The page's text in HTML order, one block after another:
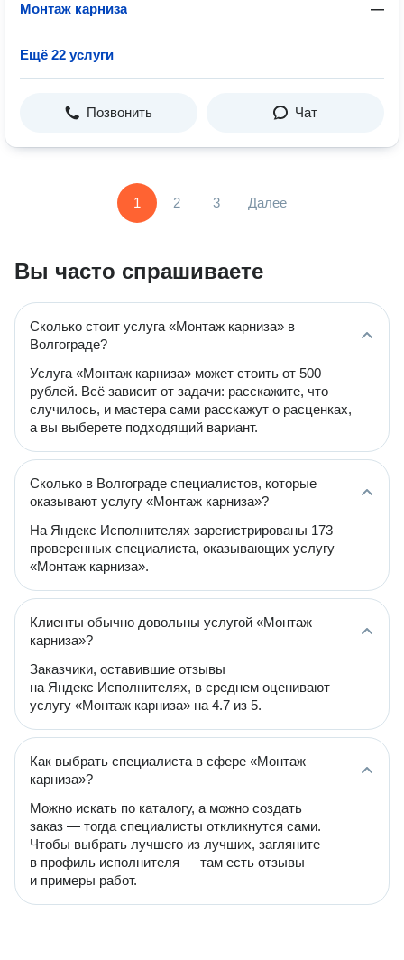
Монтаж карниза —
Ещё 22 услуги
Позвонить Чат
1 2 3 Далее
Вы часто спрашиваете
Сколько стоит услуга «Монтаж карниза» в
Волгограде?
Услуга «Монтаж карниза» может стоить от 500
рублей. Всё зависит от задачи: расскажите, что
случилось, и мастера сами расскажут о расценках,
а вы выберете подходящий вариант.
Сколько в Волгограде специалистов, которые
оказывают услугу «Монтаж карниза»?
На Яндекс Исполнителях зарегистрированы 173
проверенных специалиста, оказывающих услугу
«Монтаж карниза».
Клиенты обычно довольны услугой «Монтаж
карниза»?
Заказчики, оставившие отзывы
на Яндекс Исполнителях, в среднем оценивают
услугу «Монтаж карниза» на 4.7 из 5.
Как выбрать специалиста в сфере «Монтаж
карниза»?
Можно искать по каталогу, а можно создать
заказ — тогда специалисты откликнутся сами.
Чтобы выбрать лучшего из лучших, загляните
в профиль исполнителя — там есть отзывы
и примеры работ.